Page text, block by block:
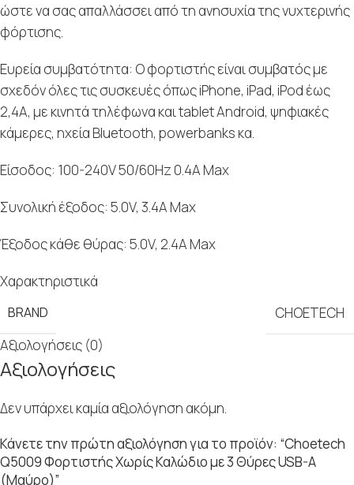
ώστε να σας απαλλάσσει από τη ανησυχία της νυχτερινής
φόρτισης.
Ευρεία συμβατότητα: O φορτιστής είναι συμβατός με
σχεδόν όλες τις συσκευές όπως iPhone, iPad, iPod έως
2,4Α, με κινητά τηλέφωνα και tablet Android, ψηφιακές
κάμερες, ηχεία Bluetooth, powerbanks κα.
Είσοδος: 100-240V 50/60Hz 0.4A Max
Συνολική έξοδος: 5.0V, 3.4A Max
Έξοδος κάθε θύρας: 5.0V, 2.4A Max
Χαρακτηριστικά
BRAND
CHOETECH
Αξιολογήσεις (0)
Αξιολογήσεις
Δεν υπάρχει καμία αξιολόγηση ακόμη.
Κάνετε την πρώτη αξιολόγηση για το προϊόν: “Choetech
Q5009 Φορτιστής Χωρίς Καλώδιο με 3 Θύρες USB-A
(Μαύρο)”